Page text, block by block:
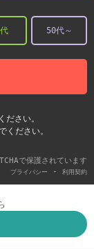
50代～
さい。
ください。
で保護されています
プライバシー - 利用契約